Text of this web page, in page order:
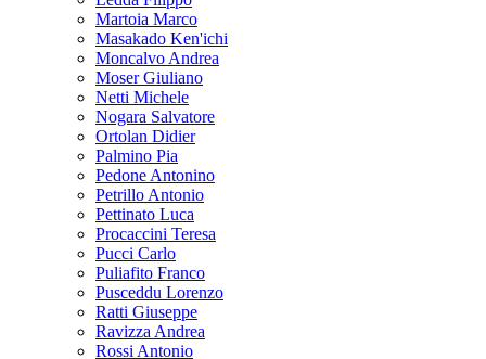
Martoia Marco
Masakado Ken'ichi
Moncalvo Andrea
Moser Giuliano
Netti Michele
Nogara Salvatore
Ortolan Didier
Palmino Pia
Pedone Antonino
Petrillo Antonio
Pettinato Luca
Procaccini Teresa
Pucci Carlo
Puliafito Franco
Pusceddu Lorenzo
Ratti Giuseppe
Ravizza Andrea
Rossi Antonio